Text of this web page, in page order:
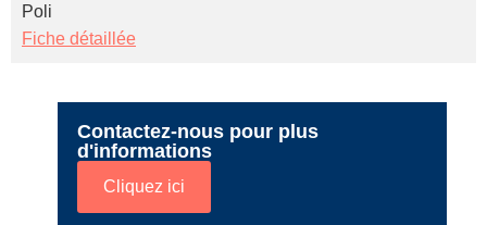
Poli
Fiche détaillée
Contactez-nous pour plus
d'informations
Cliquez ici